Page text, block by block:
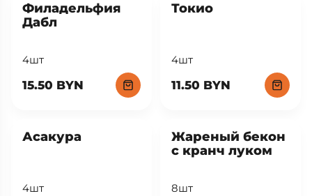
Филадельфия
Дабл
4шт
15.50 BYN
Токио
4шт
11.50 BYN
Асакура
4шт
Жареный бекон
с кранч луком
8шт